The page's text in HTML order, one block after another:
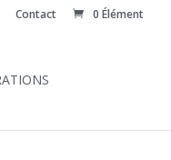
Contact 0 Élément